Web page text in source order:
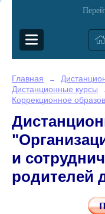
Главная →
Дистанционные курсы
Коррекционное
и
родителей